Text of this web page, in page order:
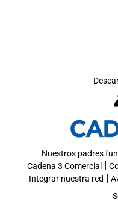
Nuestros padres
Cadena 3 Comercial |
Integrar nuestra red |